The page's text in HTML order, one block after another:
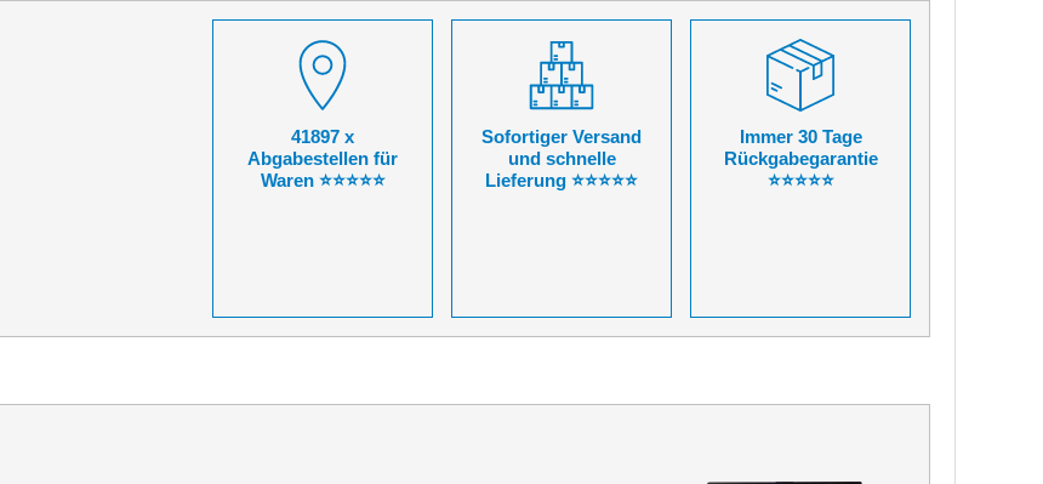
41897 x
Abgabestellen für
Waren ⭐⭐⭐⭐⭐
Sofortiger Versand
und schnelle
Lieferung ⭐⭐⭐⭐⭐
Immer 30 Tage
Rückgabegarantie
⭐⭐⭐⭐⭐